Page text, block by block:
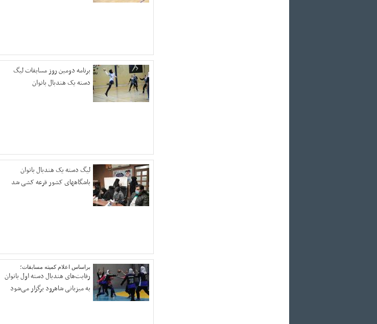
برنامه دومین روز مسابقات لیگ
دسته یک هندبال بانوان
لیگ دسته یک هندبال بانوان
باشگاههای کشور قرعه کشی شد
براساس اعلام کمیته مسابقات؛
رقابت‌های هندبال دسته اول بانوان
به میزبانی شاهرود برگزار می‌شود